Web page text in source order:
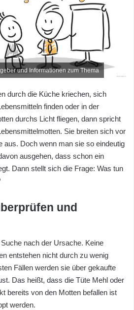
und Informationen zum Thema
durch die Küche kriechen, sich
finden oder in der
durchs Licht fliegen, dann spricht
Sie breiten sich vor
aus. Doch wenn man sie so eindeutig
ausgehen, dass schon ein
Dann stellt sich die Frage: Was tun
und
nach der Ursache. Keine
entstehen nicht durch zu wenig
Fällen werden sie über gekaufte
Das heißt, dass die Tüte Mehl oder
bereits von den Motten befallen ist
werden.